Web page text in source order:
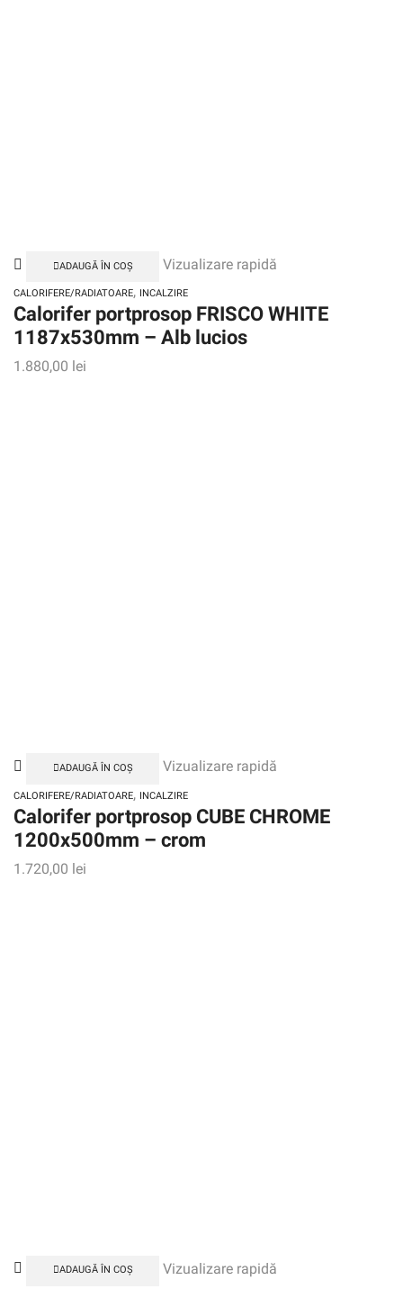
ADAUGĂ ÎN COȘ Vizualizare rapidă
CALORIFERE/RADIATOARE, INCALZIRE
Calorifer portprosop FRISCO WHITE
1187x530mm – Alb lucios
1.880,00 lei
ADAUGĂ ÎN COȘ Vizualizare rapidă
CALORIFERE/RADIATOARE, INCALZIRE
Calorifer portprosop CUBE CHROME
1200x500mm – crom
1.720,00 lei
ADAUGĂ ÎN COȘ
Vizualizare rapidă